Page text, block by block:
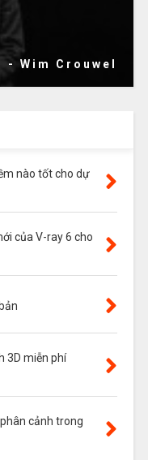
- Wim Crouwel
nào tốt cho dự
của V-ray 6 cho
3D miễn phí
cảnh trong